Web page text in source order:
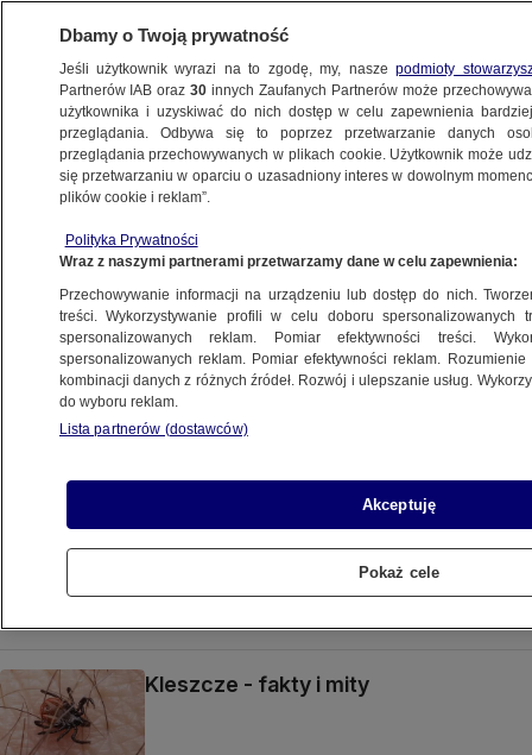
METEO
NAJNOWSZE
Pogoda da się nam we znaki. Będzie
padało i grzmiało
Dieta pudełkowa - sanepid ma
zastrzeżenia
ewakuowano
Ile snu tak naprawdę potrzebujesz?
Kleszcze - fakty i mity
Dbamy o Twoją prywatność
Jeśli użytkownik wyrazi na to zgodę, my, naszepodmioty
Partnerów IAB oraz30 innych Zaufanych Partnerów może
użytkownika i uzyskiwać do nich dostęp w celu zapewnienia
przeglądania. Odbywa się to poprzez przetwarzanie danych
przeglądania przechowywanych w plikach cookie. Użytkownik może
się przetwarzaniu w oparciu o uzasadniony interes w dowolnym
plików cookie i reklam”.
Polityka Prywatności
Wraz z naszymi partnerami przetwarzamy dane w celu zapewnienia:
Przechowywanie informacji na urządzeniu lub dostęp do nich.
treści. Wykorzystywanie profili w celu doboru spersonalizowanych
spersonalizowanych reklam. Pomiar efektywności treści.
spersonalizowanych reklam. Pomiar efektywności reklam.
kombinacji danych z różnych źródeł. Rozwój i ulepszanie usług.
do wyboru reklam.
Lista partnerów (dostawców)
Akceptuję
Pokaż cele